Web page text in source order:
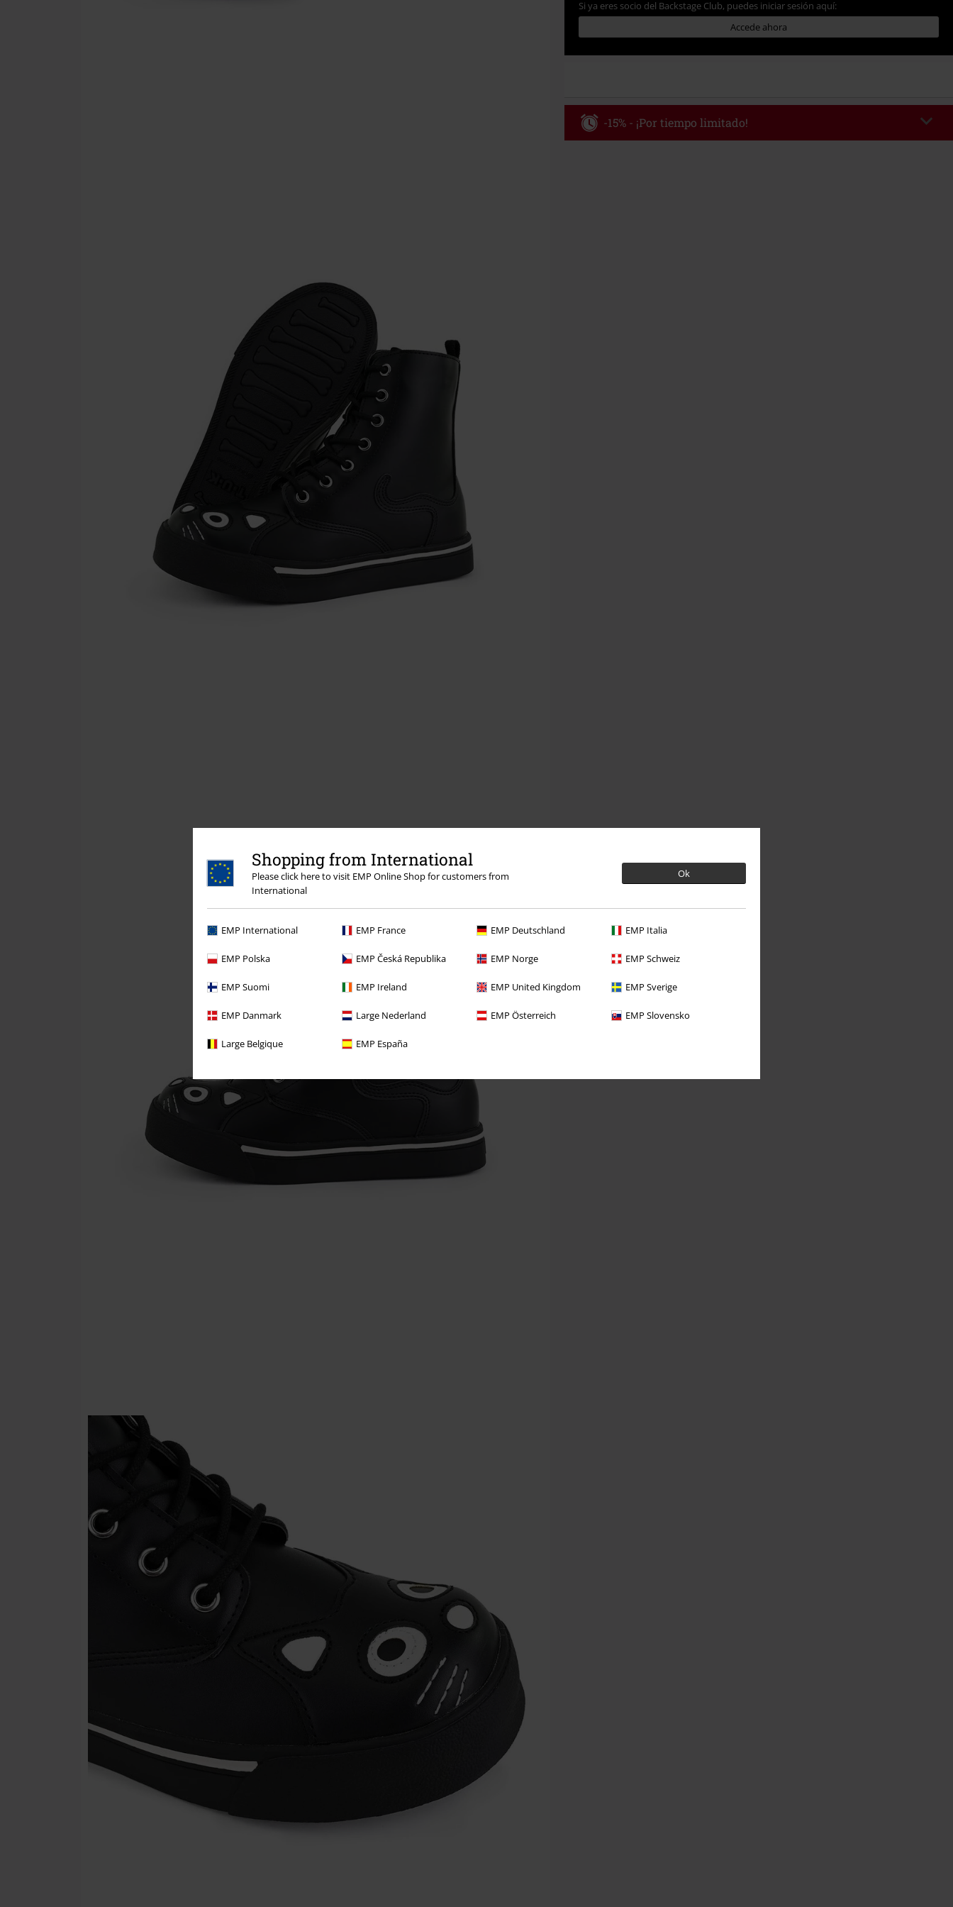
Shopping from International
Please click here to visit EMP Online Shop for customers from
International
Ok
EMP International EMP France EMP Deutschland EMP Italia
EMP Polska EMP Česká Republika EMP Norge EMP Schweiz
EMP Suomi EMP Ireland EMP United Kingdom EMP Sverige
EMP Danmark Large Nederland EMP Österreich EMP Slovensko
Large Belgique EMP España
Si ya eres socio del Backstage Club, puedes iniciar sesión aquí:
Accede ahora
-15% - ¡Por tiempo limitado!